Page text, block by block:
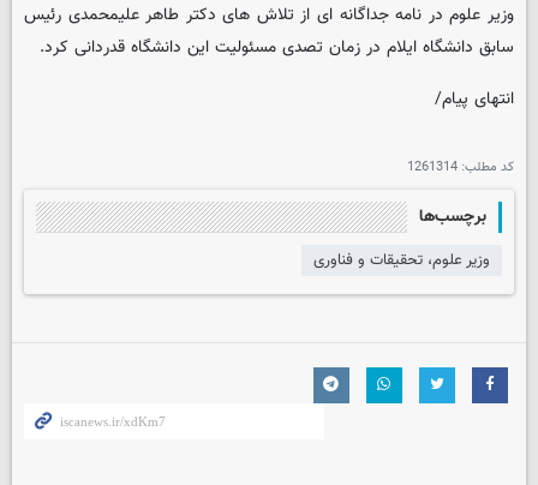
وزیر علوم در نامه جداگانه ای از تلاش های دکتر طاهر علیمحمدی رئیس
سابق دانشگاه ایلام در زمان تصدی مسئولیت این دانشگاه قدردانی کرد.
انتهای پیام/
کد مطلب: 1261314
برچسب‌ها
وزیر علوم، تحقیقات و فناوری